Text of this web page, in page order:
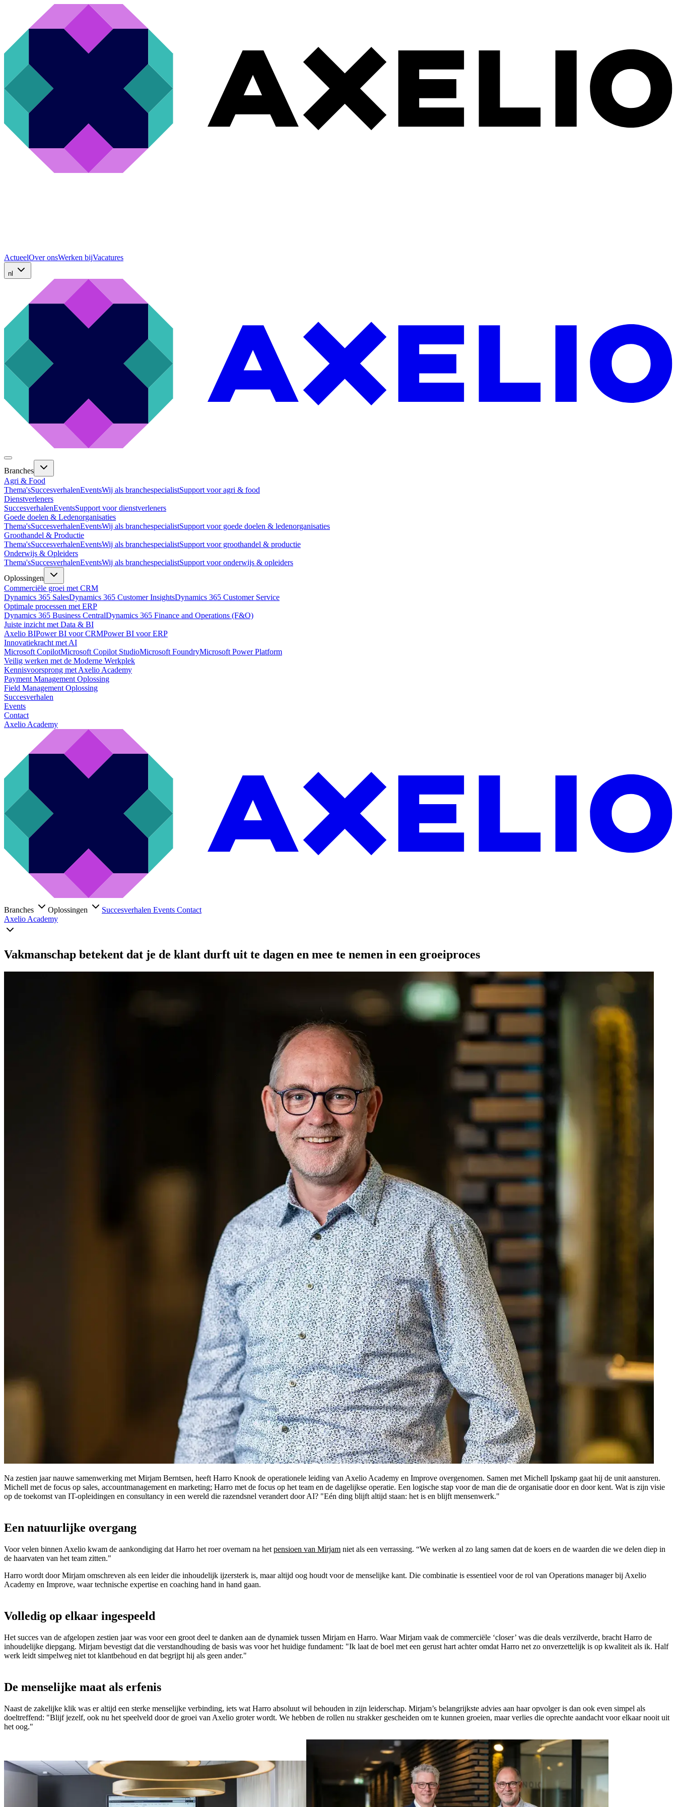
ActueelOver onsWerken bijVacatures
nl
Branches
Agri & Food
Thema'sSuccesverhalenEventsWij als branchespecialistSupport voor agri & food
Dienstverleners
SuccesverhalenEventsSupport voor dienstverleners
Goede doelen & Ledenorganisaties
Thema'sSuccesverhalenEventsWij als branchespecialistSupport voor goede doelen & ledenorganisaties
Groothandel & Productie
Thema'sSuccesverhalenEventsWij als branchespecialistSupport voor groothandel & productie
Onderwijs & Opleiders
Thema'sSuccesverhalenEventsWij als branchespecialistSupport voor onderwijs & opleiders
Oplossingen
Commerciële groei met CRM
Dynamics 365 SalesDynamics 365 Customer InsightsDynamics 365 Customer Service
Optimale processen met ERP
Dynamics 365 Business CentralDynamics 365 Finance and Operations (F&O)
Juiste inzicht met Data & BI
Axelio BIPower BI voor CRMPower BI voor ERP
Innovatiekracht met AI
Microsoft CopilotMicrosoft Copilot StudioMicrosoft FoundryMicrosoft Power Platform
Veilig werken met de Moderne Werkplek
Kennisvoorsprong met Axelio Academy
Payment Management Oplossing
Field Management Oplossing
Succesverhalen
Events
Contact
Axelio Academy
Branches Oplossingen Succesverhalen Events Contact
Axelio Academy
Vakmanschap betekent dat je de klant durft uit te dagen en mee te nemen in een groeiproces
Na zestien jaar nauwe samenwerking met Mirjam Berntsen, heeft Harro Knook de operationele leiding van Axelio Academy en Improve overgenomen. Samen met Michell Ipskamp gaat hij de unit aansturen.
Michell met de focus op sales, accountmanagement en marketing; Harro met de focus op het team en de dagelijkse operatie. Een logische stap voor de man die de organisatie door en door kent. Wat is zijn visie
op de toekomst van IT-opleidingen en consultancy in een wereld die razendsnel verandert door AI? "Eén ding blijft altijd staan: het is en blijft mensenwerk."
Een natuurlijke overgang
Voor velen binnen Axelio kwam de aankondiging dat Harro het roer overnam na het pensioen van Mirjam niet als een verrassing. “We werken al zo lang samen dat de koers en de waarden die we delen diep in
de haarvaten van het team zitten."
Harro wordt door Mirjam omschreven als een leider die inhoudelijk ijzersterk is, maar altijd oog houdt voor de menselijke kant. Die combinatie is essentieel voor de rol van Operations manager bij Axelio
Academy en Improve, waar technische expertise en coaching hand in hand gaan.
Volledig op elkaar ingespeeld
Het succes van de afgelopen zestien jaar was voor een groot deel te danken aan de dynamiek tussen Mirjam en Harro. Waar Mirjam vaak de commerciële ‘closer’ was die deals verzilverde, bracht Harro de
inhoudelijke diepgang. Mirjam bevestigt dat die verstandhouding de basis was voor het huidige fundament: "Ik laat de boel met een gerust hart achter omdat Harro net zo onverzettelijk is op kwaliteit als ik. Half
werk leidt simpelweg niet tot klantbehoud en dat begrijpt hij als geen ander."
De menselijke maat als erfenis
Naast de zakelijke klik was er altijd een sterke menselijke verbinding, iets wat Harro absoluut wil behouden in zijn leiderschap. Mirjam’s belangrijkste advies aan haar opvolger is dan ook even simpel als
doeltreffend: "Blijf jezelf, ook nu het speelveld door de groei van Axelio groter wordt. We hebben de rollen nu strakker gescheiden om te kunnen groeien, maar verlies die oprechte aandacht voor elkaar nooit uit
het oog."